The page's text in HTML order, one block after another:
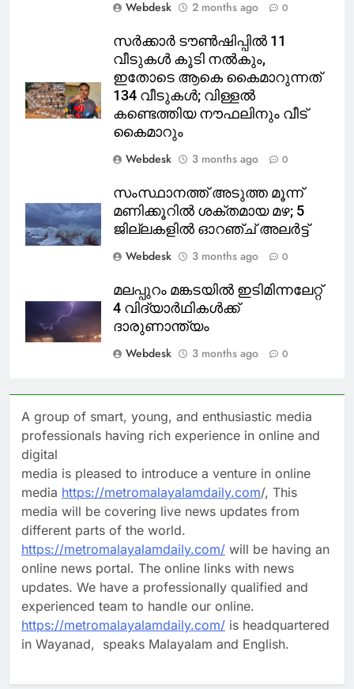
Webdesk
2 months ago 0
സർക്കാർ ടൗൺഷിപ്പിൽ 11
വീടുകൾ കൂടി നൽകും,
ഇതോടെ ആകെ കൈമാറുന്നത്
134 വീടുകൾ; വിള്ളൽ
കണ്ടെത്തിയ നൗഫലിനും വീട്
കൈമാറും
Webdesk
3 months ago 0
സംസ്ഥാനത്ത് അടുത്ത മൂന്ന്
മണിക്കൂറിൽ ശക്തമായ മഴ; 5
ജില്ലകളിൽ ഓറഞ്ച് അലർട്ട്
Webdesk
3 months ago 0
മലപ്പുറം മങ്കടയിൽ ഇടിമിന്നലേറ്റ്
4 വിദ്യാർഥികൾക്ക്
ദാരുണാന്ത്യം
Webdesk
3 months ago 0
A group of smart, young, and enthusiastic media
professionals having rich experience in online and
digital
media is pleased to introduce a venture in online
media https://metromalayalamdaily.com/, This
media will be covering live news updates from
different parts of the world.
https://metromalayalamdaily.com/ will be having an
online news portal. The online links with news
updates. We have a professionally qualified and
experienced team to handle our online.
https://metromalayalamdaily.com/ is headquartered
in Wayanad, speaks Malayalam and English.